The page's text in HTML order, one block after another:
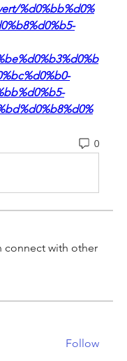
%d0%bb%d0%
0
connect with other
Follow